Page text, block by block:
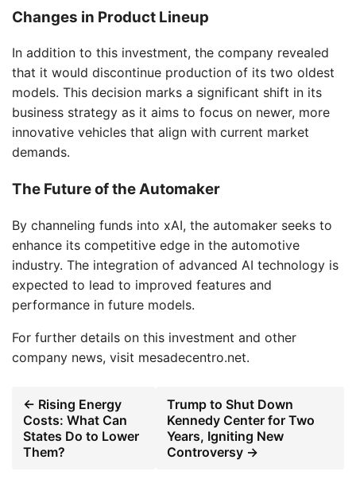
Changes in Product Lineup
In addition to this investment, the company revealed
that it would discontinue production of its two oldest
models. This decision marks a significant shift in its
business strategy as it aims to focus on newer, more
innovative vehicles that align with current market
demands.
The Future of the Automaker
By channeling funds into xAI, the automaker seeks to
enhance its competitive edge in the automotive
industry. The integration of advanced AI technology is
expected to lead to improved features and
performance in future models.
For further details on this investment and other
company news, visit mesadecentro.net.
← Rising Energy
Costs: What Can
States Do to Lower
Them?
Trump to Shut Down
Kennedy Center for Two
Years, Igniting New
Controversy →